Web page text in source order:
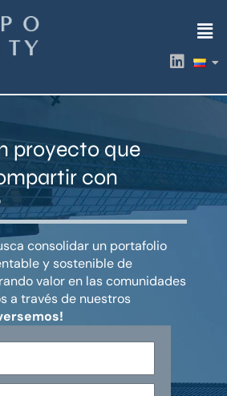
L
i
k
i
proyecto que
con
consolidar un portafolio
y sostenible de
valor en las comunidades
a través de nuestros